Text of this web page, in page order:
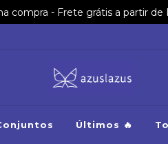
compra - Frete grátis a partir
Últimos 🔥